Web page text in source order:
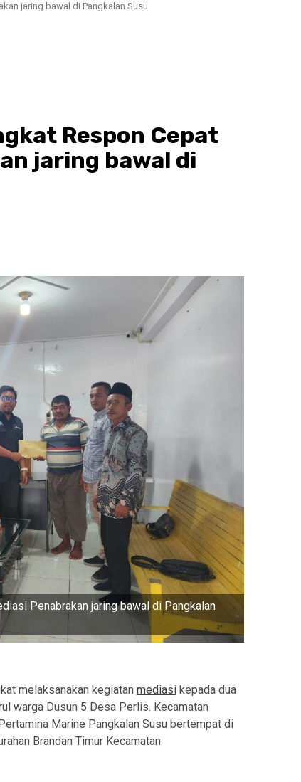
jaring bawal di Pangkalan Susu
Respon Cepat
jaring bawal di
Penabrakan jaring bawal di Pangkalan
melaksanakan kegiatan mediasikepada dua
warga Dusun 5 Desa Perlis. Kecamatan
Marine Pangkalan Susu bertempat di
Brandan Timur Kecamatan